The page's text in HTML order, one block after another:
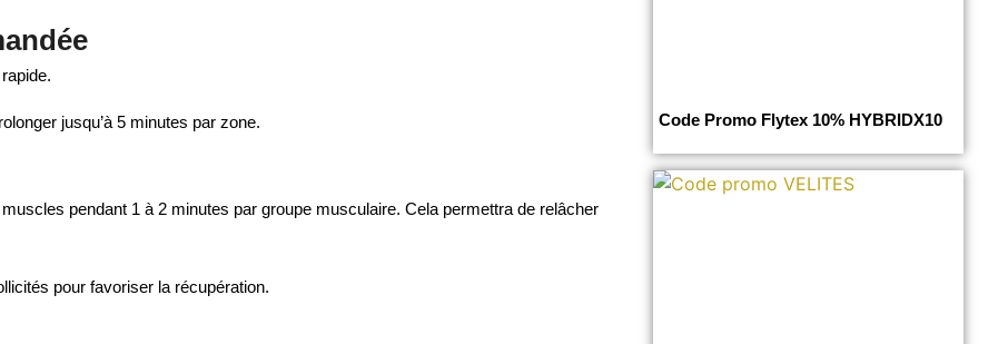
jusqu’à 5 minutes par zone.
pendant 1 à 2 minutes par groupe musculaire. Cela permettra de relâcher
pour favoriser la récupération.
Code Promo Flytex 10% HYBRIDX10